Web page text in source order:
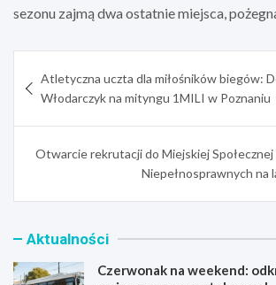
sezonu zajmą dwa ostatnie miejsca,
wpisu
Atletyczna uczta dla miłośników biegów:
Włodarczyk na mityngu 1MILI w Poznaniu
Otwarcie rekrutacji do Miejskiej Społecznej
Niepełnosprawnych na
Aktualności
Czerwonak na weekend: